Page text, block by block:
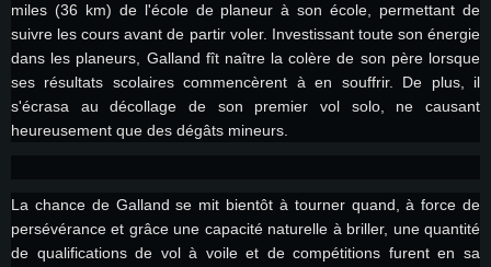
miles (36 km) de l'école de planeur à son école, permettant de
suivre les cours avant de partir voler. Investissant toute son énergie
dans les planeurs, Galland fît naître la colère de son père lorsque
ses résultats scolaires commencèrent à en souffrir. De plus, il
s'écrasa au décollage de son premier vol solo, ne causant
heureusement que des dégâts mineurs.
La chance de Galland se mit bientôt à tourner quand, à force de
persévérance et grâce une capacité naturelle à briller, une quantité
de qualifications de vol à voile et de compétitions furent en sa